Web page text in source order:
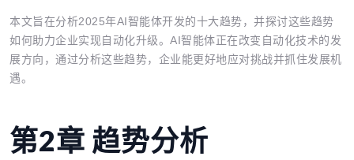
本文旨在分析2025年AI智能体开发的十大趋势，并探讨这些趋势
如何助力企业实现自动化升级。AI智能体正在改变自动化技术的发
展方向，通过分析这些趋势，企业能更好地应对挑战并抓住发展机
遇。
第2章 趋势分析